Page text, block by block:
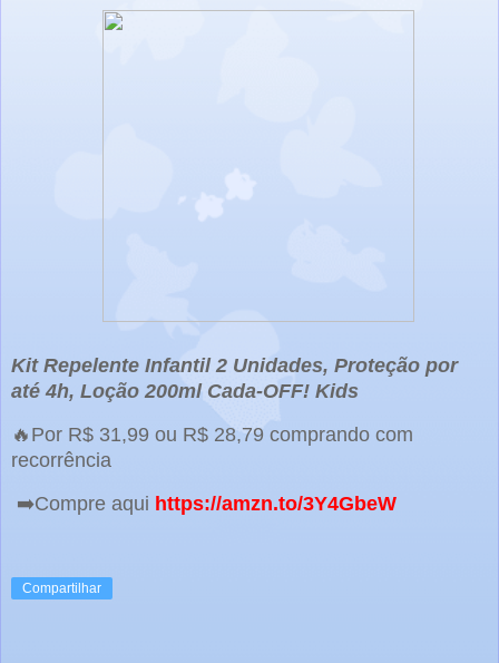
Kit Repelente Infantil 2 Unidades, Proteção por
até 4h, Loção 200ml Cada-OFF! Kids
🔥Por R$ 31,99 ou R$ 28,79 comprando com
recorrência
➡️Compre aqui https://amzn.to/3Y4GbeW
Compartilhar